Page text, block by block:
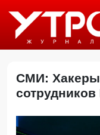
СМИ: Хакеры